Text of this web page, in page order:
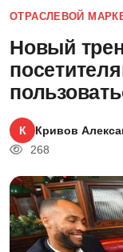
ОТРАСЛЕВОЙ
Новый
К Кривов
268